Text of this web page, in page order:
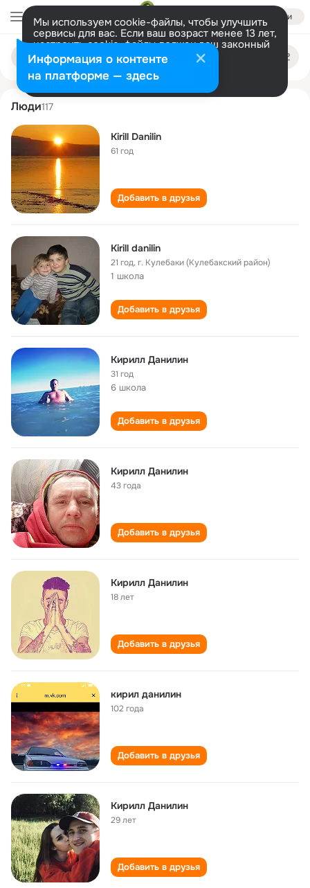
Войти
Мы используем cookie-файлы, чтобы улучшить
сервисы для вас. Если ваш возраст менее 13 лет,
настроить cookie-файлы должен ваш законный
представитель. Больше информации
Разрешить все Настроить
Поиск
людям
kirill danilin
Люди117
Kirill Danilin
61 год
Добавить в друзья
Kirill danilin
21 год,г. Кулебаки (Кулебакский район)
1 школа
Добавить в друзья
Кирилл Данилин
31 год
6 школа
Добавить в друзья
Кирилл Данилин
43 года
Добавить в друзья
Кирилл Данилин
18 лет
Добавить в друзья
кирил данилин
102 года
Добавить в друзья
Кирилл Данилин
29 лет
Добавить в друзья
Информация о контенте
на платформе — здесь